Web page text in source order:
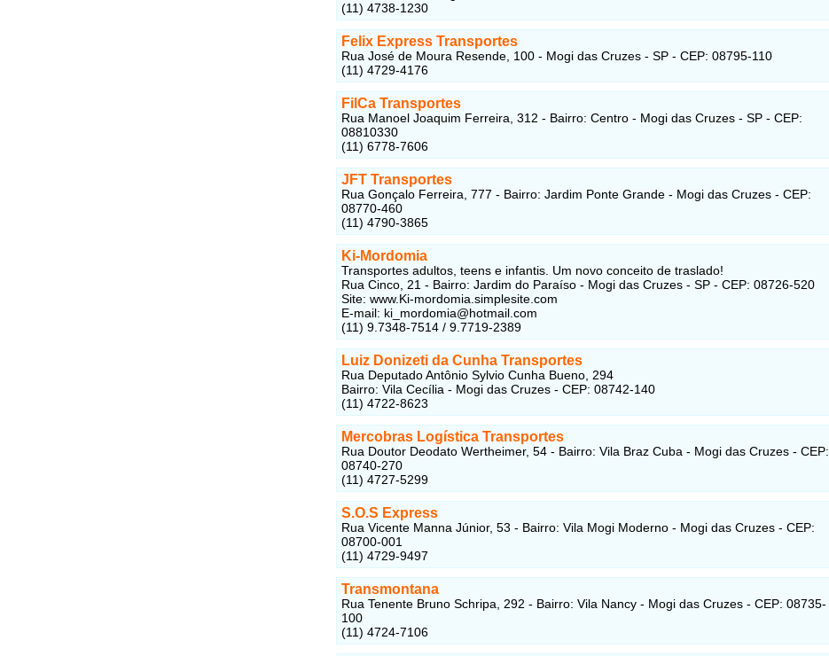
(11) 4738-1230
Felix Express Transportes
Rua José de Moura Resende, 100 - Mogi das Cruzes - SP - CEP: 08795-110
(11) 4729-4176
FilCa Transportes
Rua Manoel Joaquim Ferreira, 312 - Bairro: Centro - Mogi das Cruzes - SP - CEP:
08810330
(11) 6778-7606
JFT Transportes
Rua Gonçalo Ferreira, 777 - Bairro: Jardim Ponte Grande - Mogi das Cruzes - CEP:
08770-460
(11) 4790-3865
Ki-Mordomia
Transportes adultos, teens e infantis. Um novo conceito de traslado!
Rua Cinco, 21 - Bairro: Jardim do Paraíso - Mogi das Cruzes - SP - CEP: 08726-520
Site: www.Ki-mordomia.simplesite.com
E-mail: ki_mordomia@hotmail.com
(11) 9.7348-7514 / 9.7719-2389
Luiz Donizeti da Cunha Transportes
Rua Deputado Antônio Sylvio Cunha Bueno, 294
Bairro: Vila Cecília - Mogi das Cruzes - CEP: 08742-140
(11) 4722-8623
Mercobras Logística Transportes
Rua Doutor Deodato Wertheimer, 54 - Bairro: Vila Braz Cuba - Mogi das Cruzes - CEP:
08740-270
(11) 4727-5299
S.O.S Express
Rua Vicente Manna Júnior, 53 - Bairro: Vila Mogi Moderno - Mogi das Cruzes - CEP:
08700-001
(11) 4729-9497
Transmontana
Rua Tenente Bruno Schripa, 292 - Bairro: Vila Nancy - Mogi das Cruzes - CEP: 08735-
100
(11) 4724-7106